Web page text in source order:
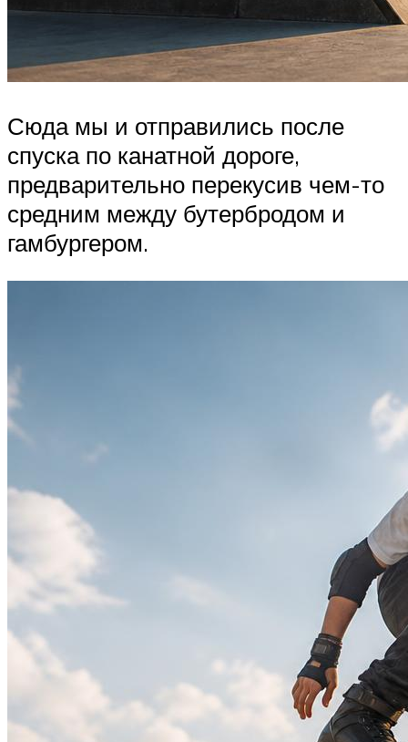
Сюда мы и отправились после
спуска по канатной дороге,
предварительно перекусив чем-то
средним между бутербродом и
гамбургером.